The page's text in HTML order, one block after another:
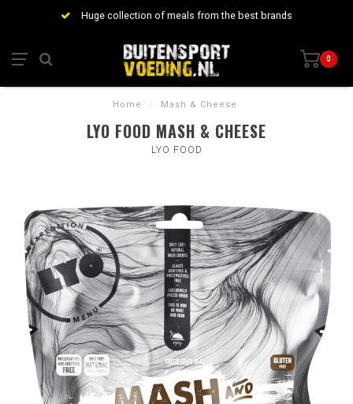
Huge collection of meals from the best brands
0
Home / Mash & Cheese
LYO FOOD MASH & CHEESE
LYO FOOD